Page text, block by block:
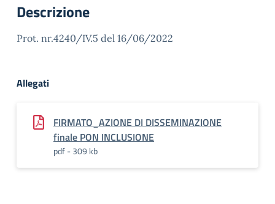
Descrizione
Prot. nr.4240/IV.5 del 16/06/2022
Allegati
FIRMATO_AZIONE DI DISSEMINAZIONE
finale PON INCLUSIONE
pdf - 309 kb